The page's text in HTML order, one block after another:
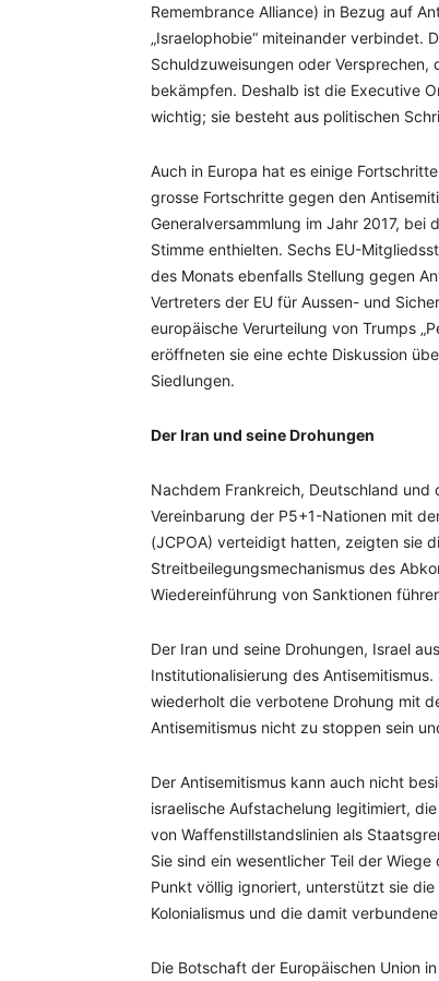
Remembrance Alliance) in Bezug auf
„Israelophobie“ miteinander verbindet.
Schuldzuweisungen oder Versprechen,
bekämpfen. Deshalb ist die Executive
wichtig; sie besteht aus politischen
Auch in Europa hat es einige
grosse Fortschritte gegen den
Generalversammlung im Jahr 2017,
Stimme enthielten. Sechs EU-
des Monats ebenfalls Stellung gegen
Vertreters der EU für Aussen- und
europäische Verurteilung von Trumps
eröffneten sie eine echte Diskussion
Siedlungen.
Der Iran und seine Drohungen
Nachdem Frankreich, Deutschland und
Vereinbarung der P5+1-Nationen mit
(JCPOA) verteidigt hatten, zeigten sie
Streitbeilegungsmechanismus des
Wiedereinführung von Sanktionen
Der Iran und seine Drohungen, Israel
Institutionalisierung des
wiederholt die verbotene Drohung mit
Antisemitismus nicht zu stoppen sein
Der Antisemitismus kann auch nicht
israelische Aufstachelung legitimiert,
von Waffenstillstandslinien als
Sie sind ein wesentlicher Teil der
Punkt völlig ignoriert, unterstützt sie
Kolonialismus und die damit
Die Botschaft der Europäischen Union